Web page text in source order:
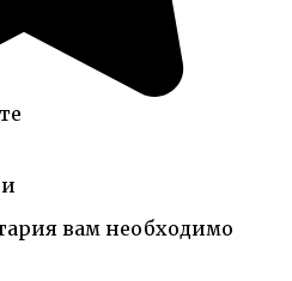
вам необходимо